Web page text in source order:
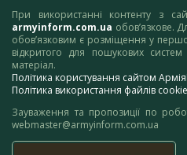
При використанні контенту з
armyinform.com.ua обов’язкове.
обов’язковим є розміщення у
відкритого для пошукових
матеріал.
Політика користування сайтом
Політика використання файлів cookie
Зауваження та пропозиції по
webmaster@armyinform.com.ua